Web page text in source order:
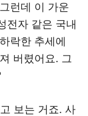
런데 이 가운
전자 같은 국내
락한 추세에
버렸어요. 그
보는 거죠. 사